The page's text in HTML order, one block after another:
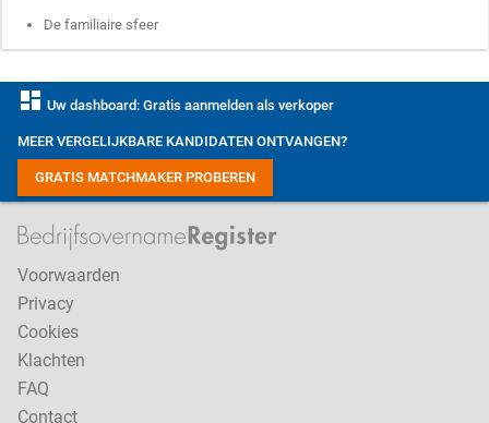
De familiaire sfeer
dashboard Uw dashboard: Gratis aanmelden als verkoper
MEER VERGELIJKBARE KANDIDATEN ONTVANGEN?
GRATIS MATCHMAKER PROBEREN
Voorwaarden
Privacy
Cookies
Klachten
FAQ
Contact